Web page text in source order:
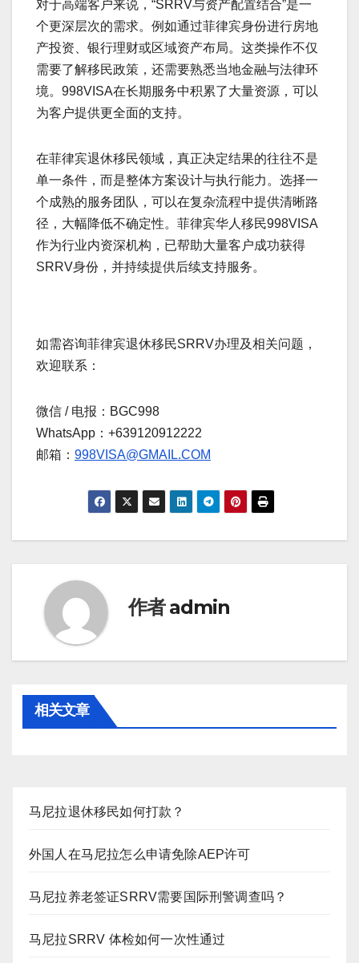
对于高端客户来说，“SRRV与资产配置结合”是一
个更深层次的需求。例如通过菲律宾身份进行房地
产投资、银行理财或区域资产布局。这类操作不仅
需要了解移民政策，还需要熟悉当地金融与法律环
境。998VISA在长期服务中积累了大量资源，可以
为客户提供更全面的支持。
在菲律宾退休移民领域，真正决定结果的往往不是
单一条件，而是整体方案设计与执行能力。选择一
个成熟的服务团队，可以在复杂流程中提供清晰路
径，大幅降低不确定性。菲律宾华人移民998VISA
作为行业内资深机构，已帮助大量客户成功获得
SRRV身份，并持续提供后续支持服务。
如需咨询菲律宾退休移民SRRV办理及相关问题，
欢迎联系：
微信 / 电报：BGC998
WhatsApp：+639120912222
邮箱： 998VISA@GMAIL.COM
作者admin
相关文章
马尼拉退休移民如何打款？
外国人在马尼拉怎么申请免除AEP许可
马尼拉养老签证SRRV需要国际刑警调查吗？
马尼拉SRRV 体检如何一次性通过